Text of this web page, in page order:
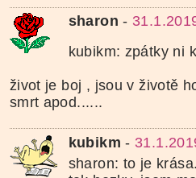
sharon -
kubikm: zpátky ni
život je boj , jsou v životě
smrt apod......
kubikm -
sharon: to je